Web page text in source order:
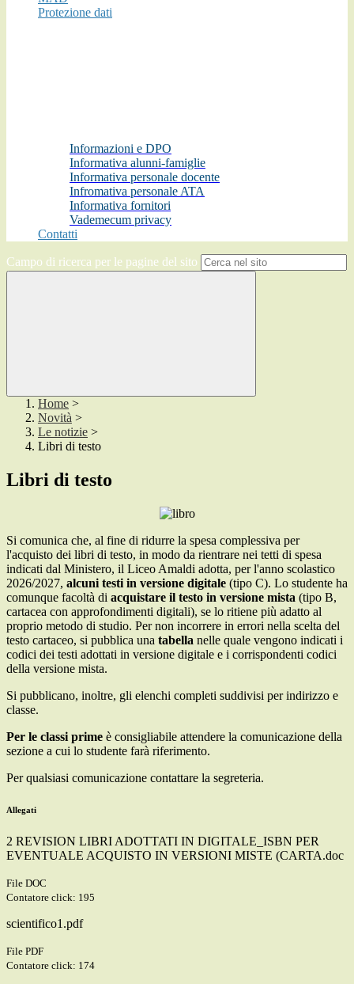
Protezione dati
Informazioni e DPO
Informativa alunni-famiglie
Informativa personale docente
Infromativa personale ATA
Informativa fornitori
Vademecum privacy
Contatti
Campo di ricerca per le pagine del sito
Home >
Novità >
Le notizie >
Libri di testo
Libri di testo
Si comunica che, al fine di ridurre la spesa complessiva per
l'acquisto dei libri di testo, in modo da rientrare nei tetti di spesa
indicati dal Ministero, il Liceo Amaldi adotta, per l'anno scolastico
2026/2027, alcuni testi in versione digitale (tipo C). Lo studente ha
comunque facoltà di acquistare il testo in versione mista (tipo B,
cartacea con approfondimenti digitali), se lo ritiene più adatto al
proprio metodo di studio. Per non incorrere in errori nella scelta del
testo cartaceo, si pubblica una tabella nelle quale vengono indicati i
codici dei testi adottati in versione digitale e i corrispondenti codici
della versione mista.
Si pubblicano, inoltre, gli elenchi completi suddivisi per indirizzo e
classe.
Per le classi prime è consigliabile attendere la comunicazione della
sezione a cui lo studente farà riferimento.
Per qualsiasi comunicazione contattare la segreteria.
Allegati
2 REVISION LIBRI ADOTTATI IN DIGITALE_ISBN PER
EVENTUALE ACQUISTO IN VERSIONI MISTE (CARTA.doc
File DOC
Contatore click: 195
scientifico1.pdf
File PDF
Contatore click: 174